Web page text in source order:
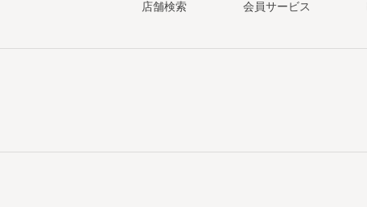
店舗検索 会員サービス